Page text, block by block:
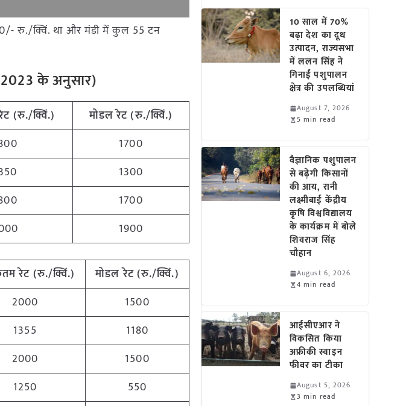
रु./क्विं. था और मंडी में कुल 55 टन
के अनुसार)
(रु./क्विं.)
मोडल रेट (रु./क्विं.)
1700
1300
1700
1900
रेट (रु./क्विं.)
मोडल रेट (रु./क्विं.)
2000
1500
1355
1180
2000
1500
1250
550
10 साल में 70%
बढ़ा देश का दूध
उत्पादन, राज्यसभा
में ललन सिंह ने
गिनाईं पशुपालन
क्षेत्र की उपलब्धियां
August 7, 2026
5 min read
वैज्ञानिक पशुपालन
से बढ़ेगी किसानों
की आय, रानी
लक्ष्मीबाई केंद्रीय
कृषि विश्वविद्यालय
के कार्यक्रम में बोले
शिवराज सिंह
चौहान
August 6, 2026
4 min read
आईसीएआर ने
विकसित किया
अफ्रीकी स्वाइन
फीवर का टीका
August 5, 2026
3 min read